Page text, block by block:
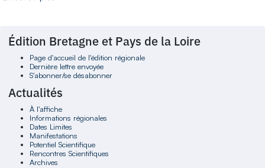
Édition Bretagne et Pays de la Loire
Page d'accueil de l'édition régionale
Dernière lettre envoyée
S'abonner/se désabonner
Actualités
À l'affiche
Informations régionales
Dates Limites
Manifestations
Potentiel Scientifique
Rencontres Scientifiques
Archives